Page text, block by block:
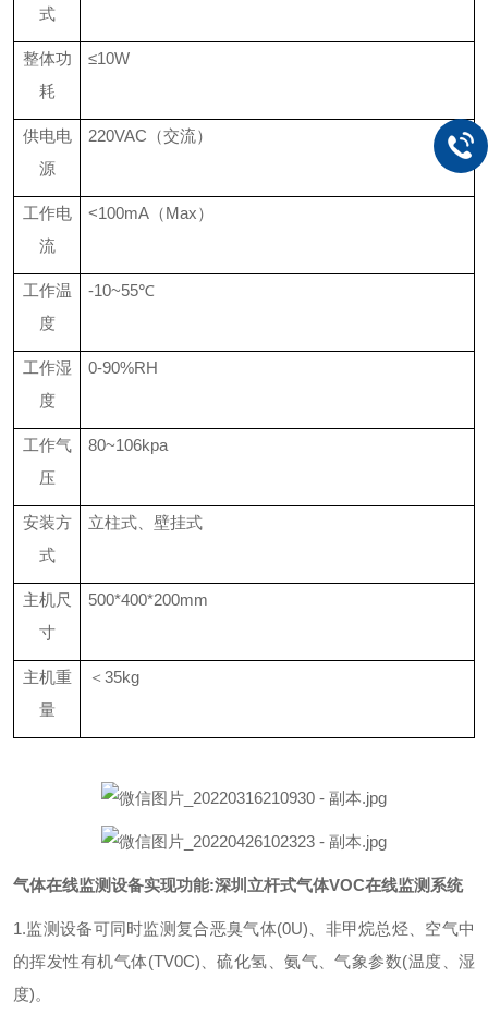
式
整体功
耗
≤10W
供电电
源
220VAC（交流）
工作电
流
<100mA（Max）
工作温
度
-10~55℃
工作湿
度
0-90%RH
工作气
压
80~106kpa
安装方
式
立柱式、壁挂式
主机尺
寸
500*400*200mm
主机重
量
＜35kg
气体在线监测设备实现功能:深圳立杆式气体VOC在线监测系统
1.监测设备可同时监测复合恶臭气体(0U)、非甲烷总烃、 空气中
的挥发性有机气体(TV0C)、硫化氢、氨气、气象参数(温度、湿
度)。